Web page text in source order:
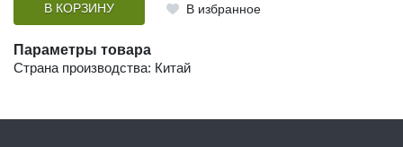
В КОРЗИНУ В избранное
Параметры товара
Страна производства: Китай